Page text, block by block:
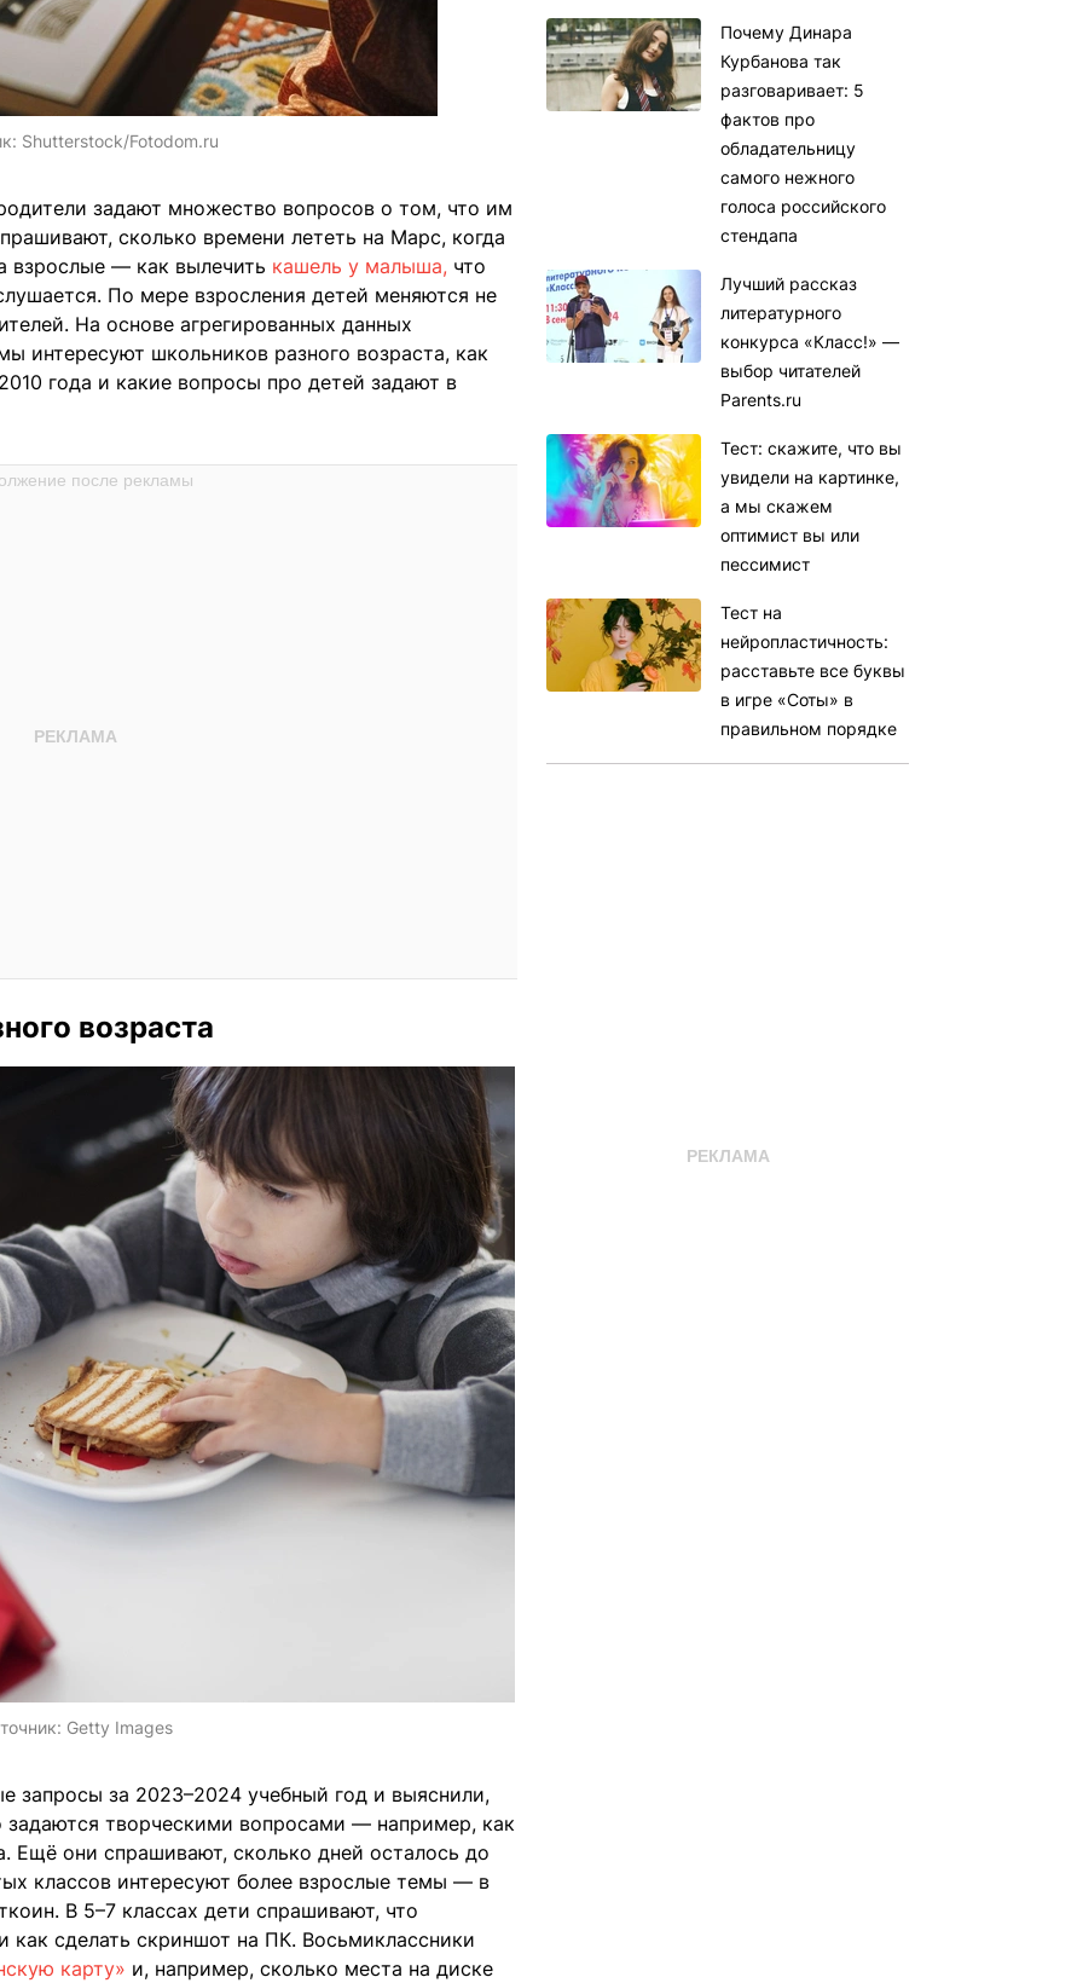
Shutterstock/Fotodom.ru
задают множество вопросов о том, что им
сколько времени лететь на Марс, когда
взрослые — как вылечить кашель у малыша, что
По мере взросления детей меняются не
На основе агрегированных данных
интересуют школьников разного возраста, как
года и какие вопросы про детей задают в
возраста
Getty Images
запросы за 2023–2024 учебный год и выяснили,
задаются творческими вопросами — например, как
Ещё они спрашивают, сколько дней осталось до
классов интересуют более взрослые темы — в
В 5–7 классах дети спрашивают, что
как сделать скриншот на ПК. Восьмиклассники
карту» и, например, сколько места на диске
Почему Динара
Курбанова так
разговаривает: 5
фактов про
обладательницу
самого нежного
голоса российского
стендапа
Лучший рассказ
литературного
конкурса «Класс!» —
выбор читателей
Parents.ru
Тест: скажите, что вы
увидели на картинке,
а мы скажем
оптимист вы или
пессимист
Тест на
нейропластичность:
расставьте все буквы
в игре «Соты» в
правильном порядке